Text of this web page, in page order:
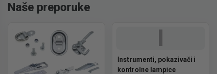
Naše preporuke
I
Instrumenti, pokazivači i
kontrolne lampice